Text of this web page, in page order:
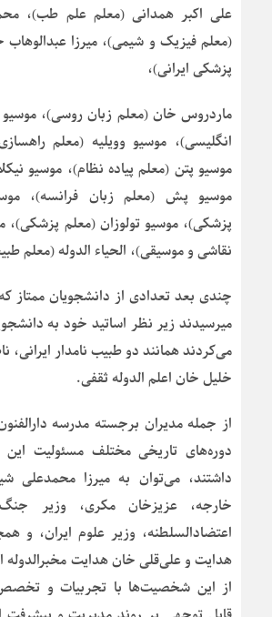
علی اکبر همدانی (معلم علم طب)،
(معلم فیزیک و شیمی)، میرزا
پزشکی ایرانی)،
ماردروس خان (معلم زبان روسی)، موسیو
انگلیسی)، موسیو وویلیه (معلم
موسیو پتن (معلم پیاده نظام)، موسیو
موسیو پش (معلم زبان فرانسه)،
پزشکی)، موسیو تولوزان (معلم پزشکی)،
نقاشی و موسیقی)، الحیاء الدوله (معلم
چندی بعد تعدادی از دانشجویان ممتاز
میرسیدند زیر نظر اساتید خود به
می‌کردند همانند دو طبیب نامدار ایرانی،
خلیل خان اعلم الدوله ثقفی.
از جمله مدیران برجسته مدرسه
دوره‌های تاریخی مختلف مسئولیت این
داشتند، می‌توان به میرزا محمدعلی
خارجه، عزیزخان مکری، وزیر
اعتضادالسلطنه، وزیر علوم ایران، و
هدایت و علی‌قلی خان هدایت
از این شخصیت‌ها با تجربیات و